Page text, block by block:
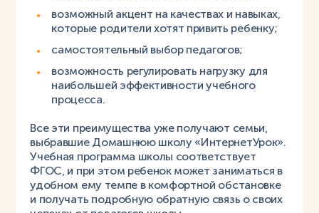
возможный акцент на качествах и навыках,
которые родители хотят привить ребенку;
самостоятельный выбор педагогов;
возможность регулировать нагрузку для
наибольшей эффективности учебного
процесса.
Все эти преимущества уже получают семьи,
выбравшие Домашнюю школу «ИнтернетУрок».
Учебная программа школы соответствует
ФГОС, и при этом ребенок может заниматься в
удобном ему темпе в комфортной обстановке
и получать подробную обратную связь о своих